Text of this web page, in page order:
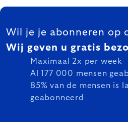
FOOTER
Wil je je abonneren op
Wij geven u gratis
Maximaal 2x per week
Al 177 000 mensen
85% van de mensen is
geabonneerd